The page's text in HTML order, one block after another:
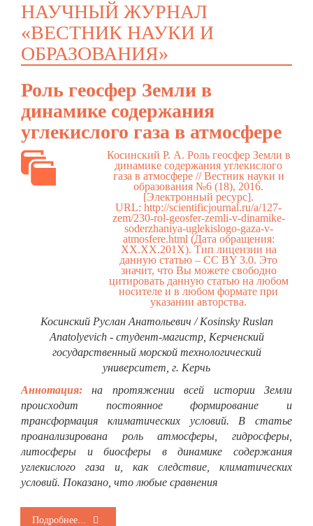
НАУЧНЫЙ ЖУРНАЛ
«ВЕСТНИК НАУКИ И
ОБРАЗОВАНИЯ»
Роль геосфер Земли в
динамике содержания
углекислого газа в атмосфере
Косинский Р. А. Роль геосфер Земли в
динамике содержания углекислого
газа в атмосфере // Вестник науки и
образования №6 (18), 2016.
[Электронный ресурс].
URL: http://scientificjournal.ru/a/127-
zem/230-rol-geosfer-zemli-v-dinamike-
soderzhaniya-uglekislogo-gaza-v-
atmosfere.html (Дата обращения:
ХХ.ХХ.201Х). Тип лицензии на
данную статью – CC BY 3.0. Это
значит, что Вы можете свободно
цитировать данную статью на любом
носителе и в любом формате при
указании авторства.
Косинский Руслан Анатольевич / Kosinsky Ruslan
Anatolyevich - студент-магистр, Керченский
государственный морской технологический
университет, г. Керчь
Аннотация: на протяжении всей истории Земли
происходит постоянное формирование и
трансформация климатических условий. В статье
проанализирована роль атмосферы, гидросферы,
литосферы и биосферы в динамике содержания
углекислого газа и, как следствие, климатических
условий. Показано, что любые сравнения
Подробнее...